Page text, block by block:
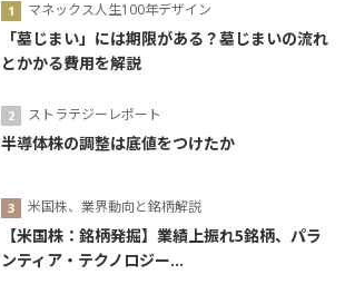
マネックス人生100年デザイン
「墓じまい」には期限がある？墓じまいの流れ
とかかる費用を解説
ストラテジーレポート
半導体株の調整は底値をつけたか
米国株、業界動向と銘柄解説
【米国株：銘柄発掘】業績上振れ5銘柄、パラ
ンティア・テクノロジー...